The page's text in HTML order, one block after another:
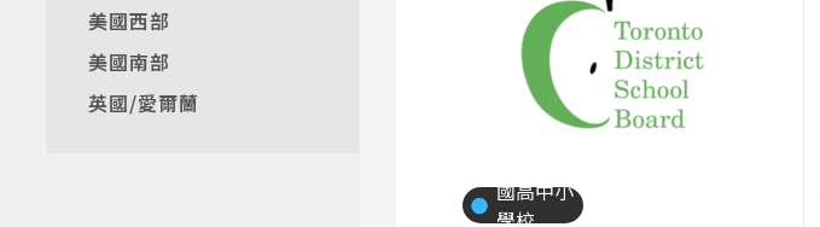
美國西部
美國南部
英國/愛爾蘭
國高中小
學校